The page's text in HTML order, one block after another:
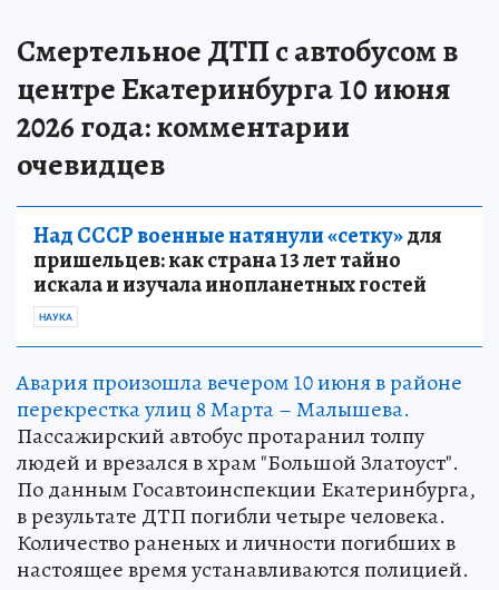
Смертельное ДТП с автобусом в
центре Екатеринбурга 10 июня
2026 года: комментарии
очевидцев
Над СССР военные натянули «сетку»для
пришельцев: как страна 13 лет тайно
искала и изучала инопланетных гостей
НАУКА
Авария произошла вечером 10 июня в районе
перекрестка улиц 8 Марта – Малышева.
Пассажирский автобус протаранил толпу
людей и врезался в храм "Большой Златоуст".
По данным Госавтоинспекции Екатеринбурга,
в результате ДТП погибли четыре человека.
Количество раненых и личности погибших в
настоящее время устанавливаются полицией.